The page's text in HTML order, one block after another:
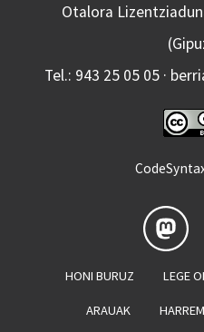
Otalora
Tel.: 943 25 05 05 ·
HONI BURUZ LEGE
ARAUAK